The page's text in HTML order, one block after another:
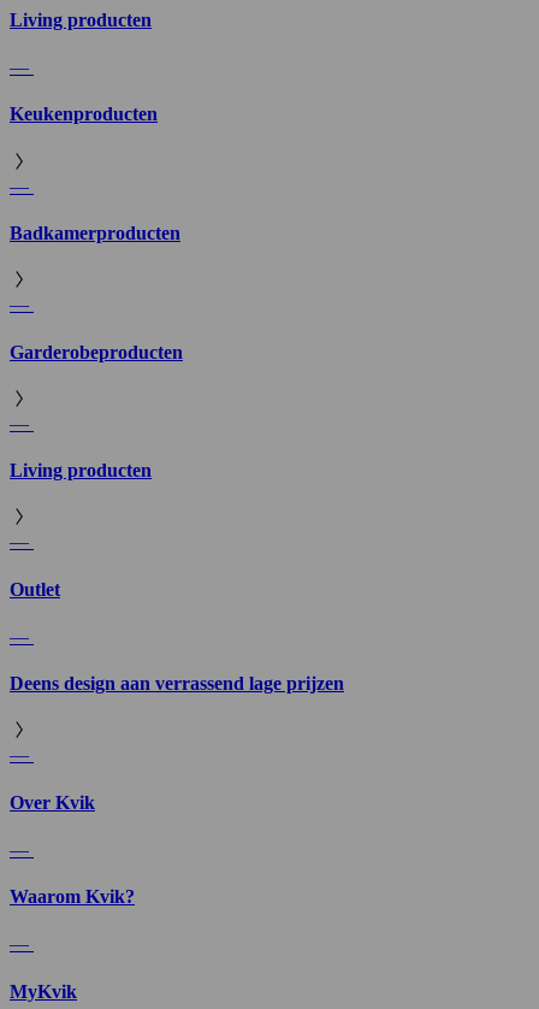
Living producten
—
Keukenproducten
—
Badkamerproducten
—
Garderobeproducten
—
Living producten
—
Outlet
—
Deens design aan verrassend lage prijzen
—
Over Kvik
—
Waarom Kvik?
—
MyKvik